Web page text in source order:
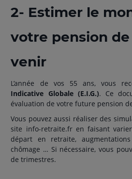
2- Estimer le
votre pension
venir
L’année de vos 55 ans, vous
Indicative Globale (E.I.G.). Ce
évaluation de votre future pension
Vous pouvez aussi réaliser des
site info-retraite.fr en faisant
départ en retraite,
chômage … Si nécessaire, vous
de trimestres.